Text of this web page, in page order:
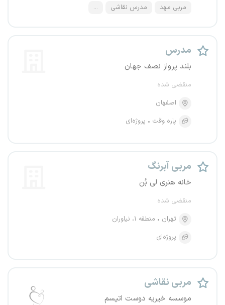
مربی مهد مدرس نقاشی ...
مدرس
بلند پرواز نصف جهان
منقضی شده
اصفهان
پاره وقت
پروژه‌ای
مربی آبرنگ
خانه هنری لی بُن
منقضی شده
تهران
منطقه ۱، نیاوران
پروژه‌ای
مربی نقاشی
موسسه خیریه دوست اتیسم